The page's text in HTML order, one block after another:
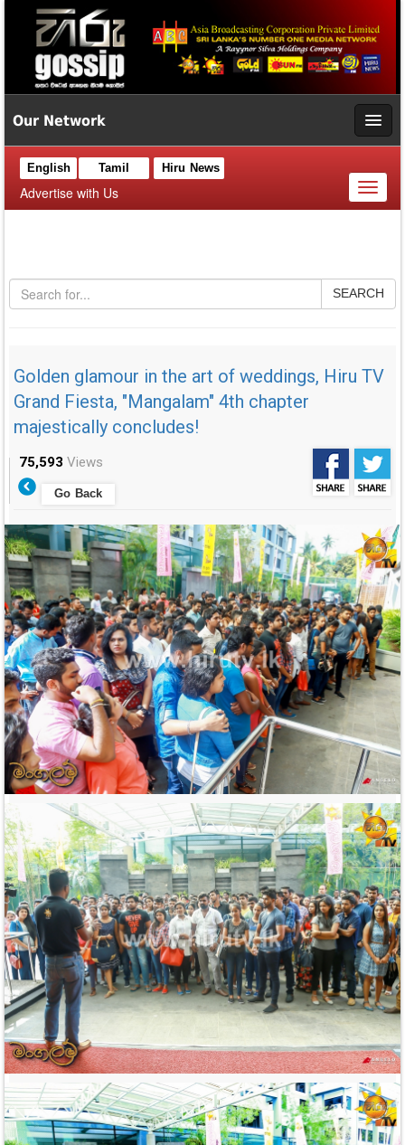
Our Network
English Tamil Hiru News
Advertise with Us
Toggle
SEARCH
Golden glamour in the art of weddings, Hiru TV
Grand Fiesta, "Mangalam" 4th chapter
majestically concludes!
75,593 Views
Go Back